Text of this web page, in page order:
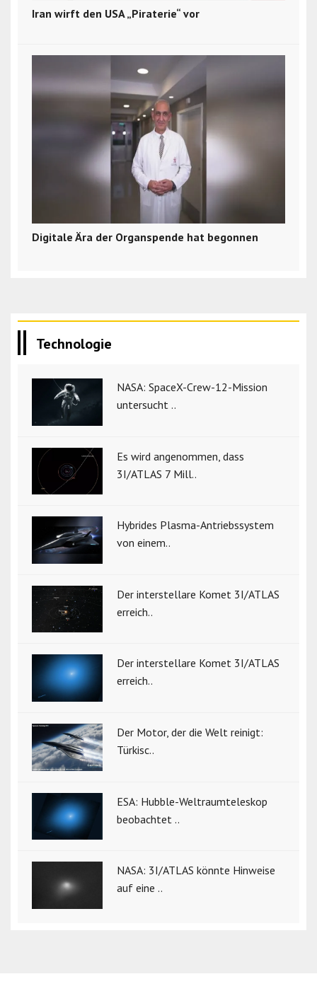
Iran wirft den USA „Piraterie“ vor
Digitale Ära der Organspende hat begonnen
Technologie
NASA: SpaceX-Crew-12-Mission
untersucht ..
Es wird angenommen, dass
3I/ATLAS 7 Mill..
Hybrides Plasma-Antriebssystem
von einem..
Der interstellare Komet 3I/ATLAS
erreich..
Der interstellare Komet 3I/ATLAS
erreich..
Der Motor, der die Welt reinigt:
Türkisc..
ESA: Hubble-Weltraumteleskop
beobachtet ..
NASA: 3I/ATLAS könnte Hinweise
auf eine ..